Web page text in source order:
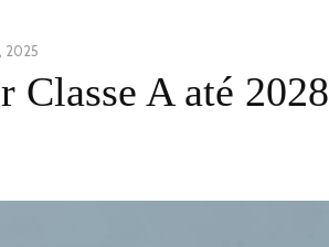
2025
22,
2025
Classe A até 2028